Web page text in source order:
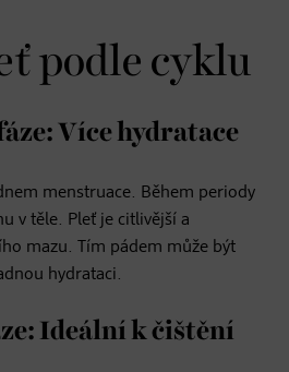
podle cyklu
Více hydratace
menstruace. Během periody
v těle. Pleť je citlivější a
mazu. Tím pádem může být
hydrataci.
Ideální k čištění